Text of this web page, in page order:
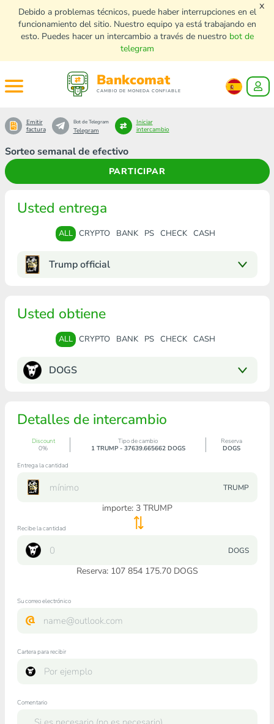
Debido a problemas técnicos, puede haber interrupciones en el
funcionamiento del sitio. Nuestro equipo ya está trabajando en
esto. Puedes hacer un intercambio a través de nuestro bot de
telegram
x
Bankcomat
CAMBIO DE MONEDA CONFIABLE
Sorteo semanal de efectivo
PARTICIPAR
Emitir
factura
Bot de Telegram
Telegram
Iniciar
intercambio
Usted entrega
ALL CRYPTO BANK PS CHECK CASH
Trump official
Usted obtiene
ALL CRYPTO BANK PS CHECK CASH
DOGS
Detalles de intercambio
Discount
0%
Tipo de cambio
1 TRUMP - 37639.665662 DOGS
Reserva
DOGS
Entrega la cantidad
TRUMP
importe: 3TRUMP
Recibe la cantidad
DOGS
Reserva: 107 854 175.70 DOGS
Su correo electrónico
Cartera para recibir
Comentario